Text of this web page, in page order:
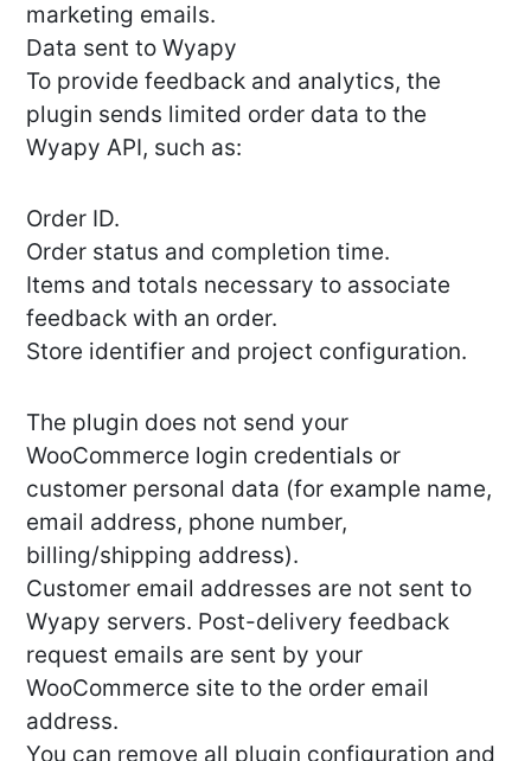
marketing emails.
Data sent to Wyapy
To provide feedback and analytics, the
plugin sends limited order data to the
Wyapy API, such as:
Order ID.
Order status and completion time.
Items and totals necessary to associate
feedback with an order.
Store identifier and project configuration.
The plugin does not send your
WooCommerce login credentials or
customer personal data (for example name,
email address, phone number,
billing/shipping address).
Customer email addresses are not sent to
Wyapy servers. Post-delivery feedback
request emails are sent by your
WooCommerce site to the order email
address.
You can remove all plugin configuration and